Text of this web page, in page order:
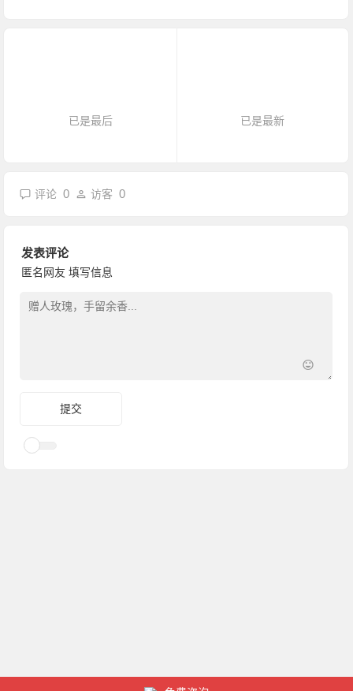
已是最后 已是最新
评论0 访客0
发表评论
匿名网友 填写信息